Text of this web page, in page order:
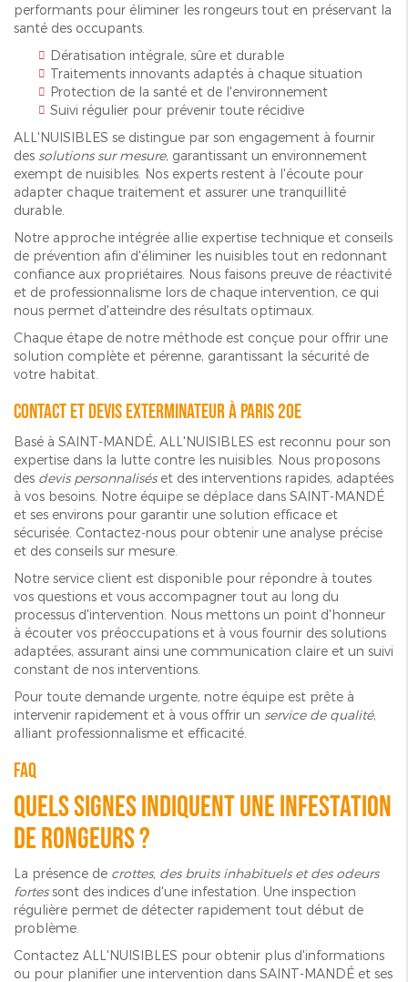
performants pour éliminer les rongeurs tout en préservant la
santé des occupants.
Dératisation intégrale, sûre et durable
Traitements innovants adaptés à chaque situation
Protection de la santé et de l'environnement
Suivi régulier pour prévenir toute récidive
ALL'NUISIBLES se distingue par son engagement à fournir
des solutions sur mesure, garantissant un environnement
exempt de nuisibles. Nos experts restent à l'écoute pour
adapter chaque traitement et assurer une tranquillité
durable.
Notre approche intégrée allie expertise technique et conseils
de prévention afin d'éliminer les nuisibles tout en redonnant
confiance aux propriétaires. Nous faisons preuve de réactivité
et de professionnalisme lors de chaque intervention, ce qui
nous permet d'atteindre des résultats optimaux.
Chaque étape de notre méthode est conçue pour offrir une
solution complète et pérenne, garantissant la sécurité de
votre habitat.
Contact et devis exterminateur à Paris 20e
Basé à SAINT-MANDÉ, ALL'NUISIBLES est reconnu pour son
expertise dans la lutte contre les nuisibles. Nous proposons
des devis personnaliséset des interventions rapides, adaptées
à vos besoins. Notre équipe se déplace dans SAINT-MANDÉ
et ses environs pour garantir une solution efficace et
sécurisée. Contactez-nous pour obtenir une analyse précise
et des conseils sur mesure.
Notre service client est disponible pour répondre à toutes
vos questions et vous accompagner tout au long du
processus d'intervention. Nous mettons un point d'honneur
à écouter vos préoccupations et à vous fournir des solutions
adaptées, assurant ainsi une communication claire et un suivi
constant de nos interventions.
Pour toute demande urgente, notre équipe est prête à
intervenir rapidement et à vous offrir un service de qualité,
alliant professionnalisme et efficacité.
FAQ
Quels signes indiquent une infestation
de rongeurs ?
La présence de crottes, des bruits inhabituels et des odeurs
fortessont des indices d'une infestation. Une inspection
régulière permet de détecter rapidement tout début de
problème.
Contactez ALL'NUISIBLES pour obtenir plus d'informations
ou pour planifier une intervention dans SAINT-MANDÉ et ses